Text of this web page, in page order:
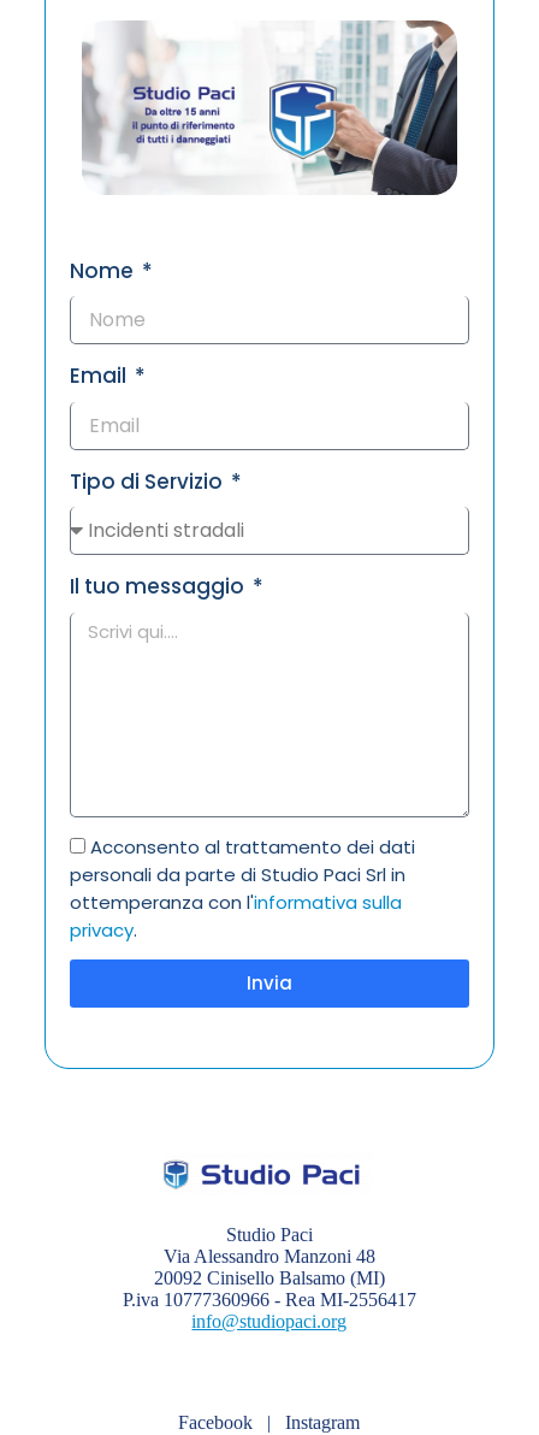
Nome
Email
Tipo di Servizio
Il tuo messaggio
Acconsento al trattamento dei dati
personali da parte di Studio Paci Srl in
ottemperanza con l'informativa sulla
privacy.
Invia
Studio Paci
Via Alessandro Manzoni 48
20092 Cinisello Balsamo (MI)
P.iva 10777360966 - Rea MI-2556417
info@studiopaci.org
Facebook |Instagram